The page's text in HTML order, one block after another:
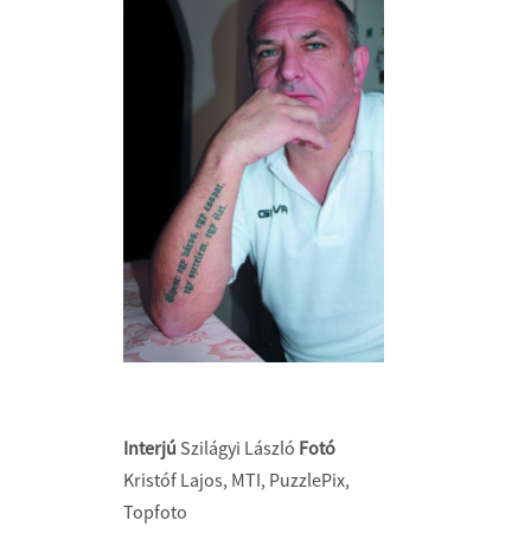
Interjú Szilágyi László Fotó
Kristóf Lajos, MTI, PuzzlePix,
Topfoto